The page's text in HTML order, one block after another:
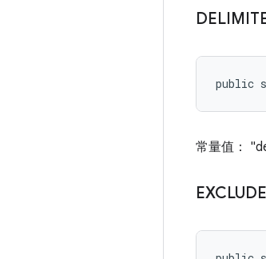
public
常量值：
EXCLUDE